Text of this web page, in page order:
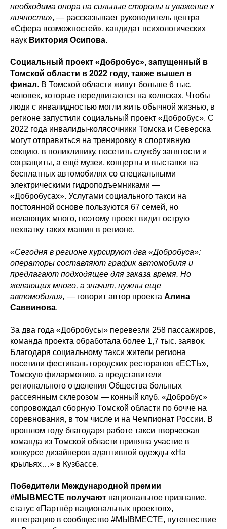
необходима опора на сильные стороны и уважение к
личности», — рассказывает руководитель центра
«Сфера возможностей», кандидат психологических
наук Виктория Осипова.
Социальный проект «Добробус», запущенный в
Томской области в 2022 году, также вышел в
финал. В Томской области живут больше 6 тыс.
человек, которые передвигаются на колясках. Чтобы
люди с инвалидностью могли жить обычной жизнью, в
регионе запустили социальный проект «Добробус». С
2022 года инвалиды-колясочники Томска и Северска
могут отправиться на тренировку в спортивную
секцию, в поликлинику, посетить службу занятости и
соцзащиты, а ещё музеи, концерты и выставки на
бесплатных автомобилях со специальными
электрическими гидроподъемниками —
«Добробусах». Услугами социального такси на
постоянной основе пользуются 67 семей, но
желающих много, поэтому проект видит острую
нехватку таких машин в регионе.
«Сегодня в регионе курсируют два «Добробуса»:
операторы составляют график автомобиля и
предлагают подходящее для заказа время. Но
желающих много, а значит, нужны еще
автомобили», — говорит автор проекта Алина
Саввинова.
За два года «Добробусы» перевезли 258 пассажиров,
команда проекта обработала более 1,7 тыс. заявок.
Благодаря социальному такси жители региона
посетили фестиваль городских ресторанов «ЕСТЬ»,
Томскую филармонию, а представители
регионального отделения Общества больных
рассеянным склерозом — конный клуб. «Добробус»
сопровождал сборную Томской области по бочче на
соревнования, в том числе и на Чемпионат России. В
прошлом году благодаря работе такси творческая
команда из Томской области приняла участие в
конкурсе дизайнеров адаптивной одежды «На
крыльях…» в Кузбассе.
Победители Международной премии
#МЫВМЕСТЕ получают национальное признание,
статус «Партнёр национальных проектов»,
интеграцию в сообщество #МЫВМЕСТЕ, путешествие